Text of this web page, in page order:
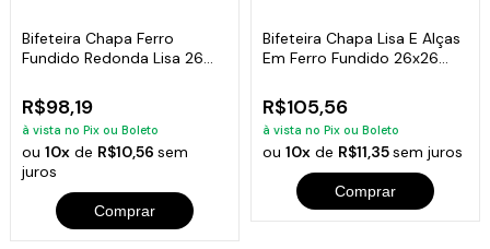
Bifeteira Chapa Ferro
Fundido Redonda Lisa 26
R$98,19
à vista no Pix ou Boleto
ou10x de R$10,56sem
juros
Comprar
Bifeteira Chapa Lisa E Alças
Em Ferro Fundido 26x26
R$105,56
à vista no Pix ou Boleto
ou 10xde R$11,35sem juros
Comprar